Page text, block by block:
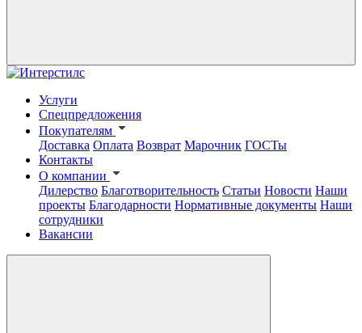
Услуги
Спецпредложения
Покупателям
Доставка Оплата Возврат Марочник ГОСТы
Контакты
О компании
Дилерство Благотворительность Статьи Новости Наши
проекты Благодарности Нормативные документы Наши
сотрудники
Вакансии